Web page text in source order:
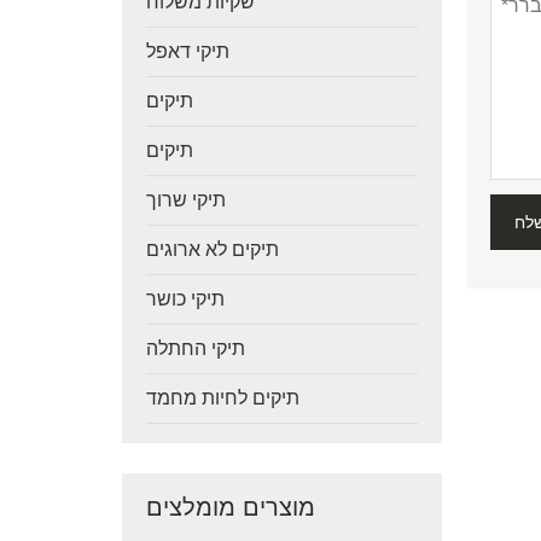
תיקי דאפל
תיקים
תיקים
תיקי שרוך
תיקים לא ארוגים
תיקי כושר
תיקי החתלה
תיקים לחיות מחמד
מוצרים מומלצים